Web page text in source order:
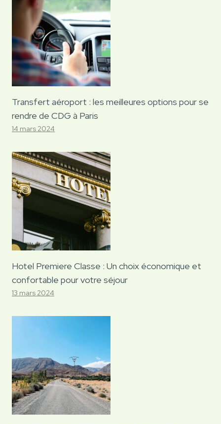
Transfert aéroport : les meilleures options pour se
rendre de CDG à Paris
14 mars 2024
Hotel Premiere Classe : Un choix économique et
confortable pour votre séjour
13 mars 2024